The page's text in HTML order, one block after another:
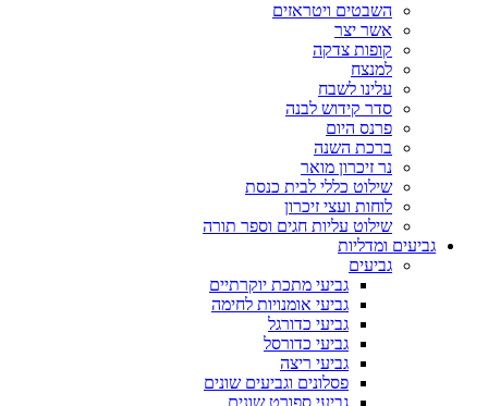
השבטים ויטראזים
אשר יצר
קופות צדקה
למנצח
עלינו לשבח
סדר קידוש לבנה
פרנס היום
ברכת השנה
נר זיכרון מואר
שילוט כללי לבית כנסת
לוחות ועצי זיכרון
שילוט עליות חגים וספר תורה
גביעים ומדליות
גביעים
גביעי מתכת יוקרתיים
גביעי אומנויות לחימה
גביעי כדורגל
גביעי כדורסל
גביעי ריצה
פסלונים וגביעים שונים
גביעי ספורט שונים